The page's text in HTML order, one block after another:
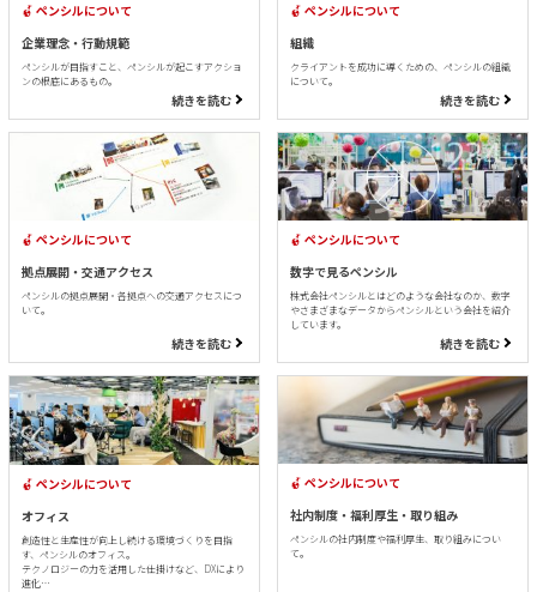
ペンシルについて
企業理念・行動規範
ペンシルが目指すこと、ペンシルが起こすアクショ
ンの根底にあるもの。
続きを読む
ペンシルについて
組織
クライアントを成功に導くための、ペンシルの組織
について。
続きを読む
ペンシルについて
拠点展開・交通アクセス
ペンシルの拠点展開・各拠点への交通アクセスにつ
いて。
続きを読む
ペンシルについて
数字で見るペンシル
株式会社ペンシルとはどのような会社なのか、数字
やさまざまなデータからペンシルという会社を紹介
しています。
続きを読む
ペンシルについて
オフィス
創造性と生産性が向上し続ける環境づくりを目指
す、ペンシルのオフィス。
テクノロジーの力を活用した仕掛けなど、DXにより
進化…
ペンシルについて
社内制度・福利厚生・取り組み
ペンシルの社内制度や福利厚生、取り組みについ
て。